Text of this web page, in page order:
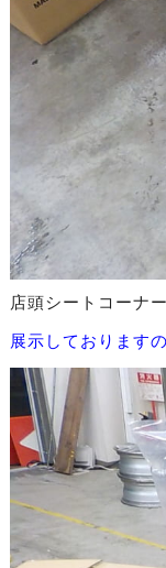
店頭シートコーナー
展示しております